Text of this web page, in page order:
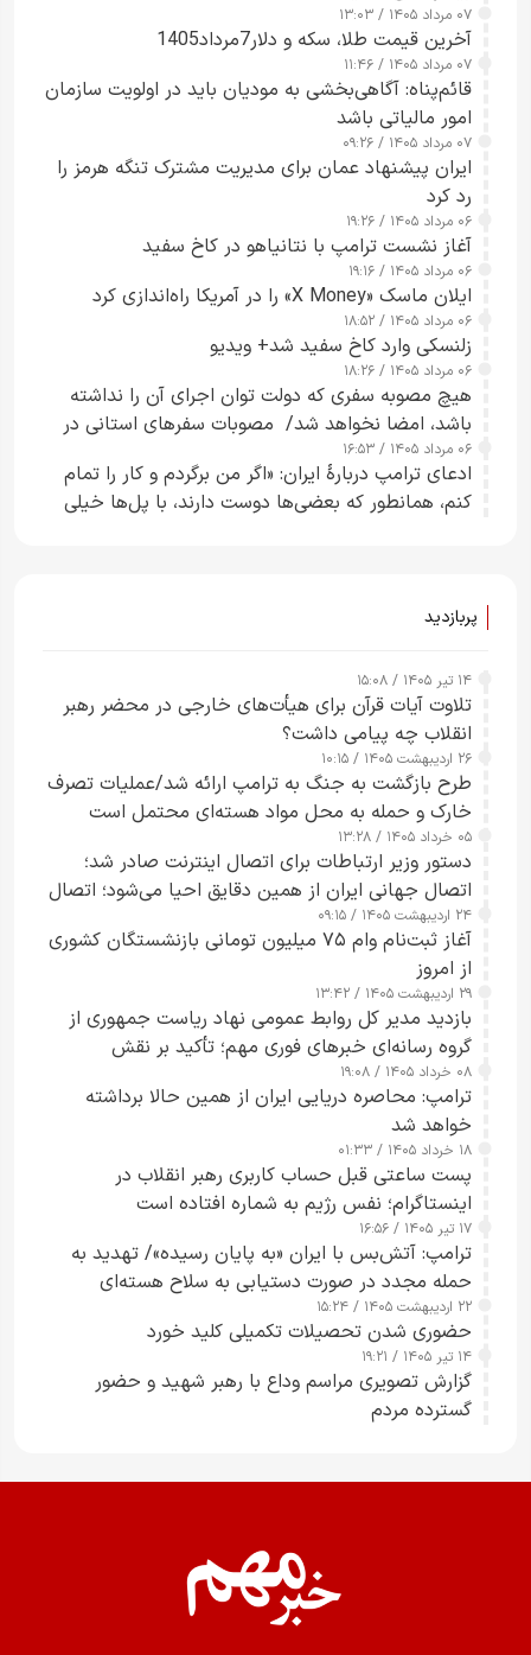
۰۷ مرداد ۱۴۰۵ / ۱۳:۰۳
آخرین قیمت طلا، سکه و دلار7مرداد1405
۰۷ مرداد ۱۴۰۵ / ۱۱:۴۶
قائم‌پناه: آگاهی‌بخشی به مودیان باید در اولویت سازمان
امور مالیاتی باشد
۰۷ مرداد ۱۴۰۵ / ۰۹:۲۶
ایران پیشنهاد عمان برای مدیریت مشترک تنگه هرمز را
رد کرد
۰۶ مرداد ۱۴۰۵ / ۱۹:۲۶
آغاز نشست ترامپ با نتانیاهو در کاخ سفید
۰۶ مرداد ۱۴۰۵ / ۱۹:۱۶
ایلان ماسک «X Money» را در آمریکا راه‌اندازی کرد
۰۶ مرداد ۱۴۰۵ / ۱۸:۵۲
زلنسکی وارد کاخ سفید شد+ ویدیو
۰۶ مرداد ۱۴۰۵ / ۱۸:۲۶
هیچ مصوبه سفری که دولت توان اجرای آن را نداشته
باشد، امضا نخواهد شد/ مصوبات سفرهای استانی در
چارچوب قانون بودجه است+ عکس
۰۶ مرداد ۱۴۰۵ / ۱۶:۵۳
ادعای ترامپ دربارهٔ ایران: «اگر من برگردم و کار را تمام
کنم، همانطور که بعضی‌ها دوست دارند، با پل‌ها خیلی
پربازدید
۱۴ تیر ۱۴۰۵ / ۱۵:۰۸
تلاوت آیات قرآن برای هیأت‌های خارجی در محضر رهبر
انقلاب چه پیامی داشت؟
۲۶ اردیبهشت ۱۴۰۵ / ۱۰:۱۵
طرح‌ بازگشت به جنگ به ترامپ ارائه شد/عملیات تصرف
خارک و حمله به محل مواد هسته‌ای محتمل است
۰۵ خرداد ۱۴۰۵ / ۱۳:۲۸
دستور وزیر ارتباطات برای اتصال اینترنت صادر شد؛
اتصال جهانی ایران از همین دقایق احیا می‌شود؛ اتصال
کامل مردم تا ۲۴ ساعت آینده
۲۴ اردیبهشت ۱۴۰۵ / ۰۹:۱۵
آغاز ثبت‌نام وام ۷۵ میلیون تومانی بازنشستگان کشوری
از امروز
۲۹ اردیبهشت ۱۴۰۵ / ۱۳:۴۲
بازدید مدیر کل روابط عمومی نهاد ریاست جمهوری از
گروه رسانه‌ای خبرهای فوری مهم؛ تأکید بر نقش
رسانه‌های هوشمند و مسئول در ارتقای آگاهی عمومی
۰۸ خرداد ۱۴۰۵ / ۱۹:۰۸
ترامپ: محاصره دریایی ایران از همین حالا برداشته
خواهد شد
۱۸ خرداد ۱۴۰۵ / ۰۱:۳۳
پست ساعتی قبل حساب کاربری رهبر انقلاب در
اینستاگرام؛ نفس رژیم به شماره افتاده است​
۱۷ تیر ۱۴۰۵ / ۱۶:۵۶
ترامپ: آتش‌بس با ایران «به پایان رسیده»/ تهدید به
حمله مجدد در صورت دستیابی به سلاح هسته‌ای
۲۲ اردیبهشت ۱۴۰۵ / ۱۵:۲۴
حضوری شدن تحصیلات تکمیلی کلید خورد
۱۴ تیر ۱۴۰۵ / ۱۹:۲۱
گزارش تصویری مراسم وداع با رهبر شهید و حضور
گسترده مردم